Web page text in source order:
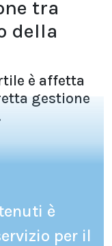
tra
della
è affetta
gestione
è
per il